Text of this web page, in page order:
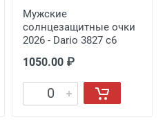
Мужские
солнцезащитные очки
2026 - Dario 3827 с6
1050.00 ₽